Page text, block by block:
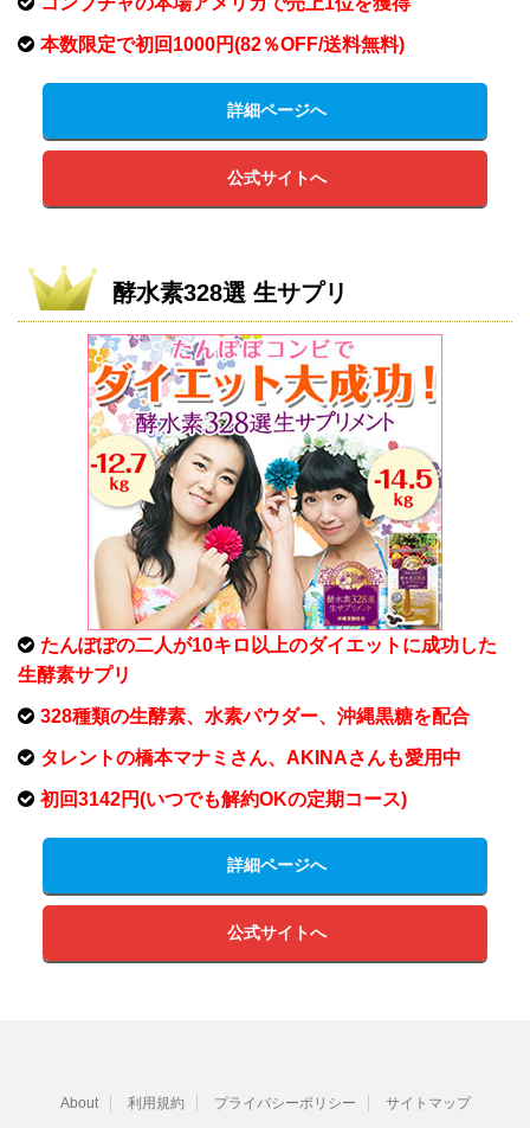
本数限定で初回1000円(82％OFF/送料無料)
詳細ページへ
公式サイトへ
酵水素328選 生サプリ
たんぽぽの二人が10キロ以上のダイエットに成功した
生酵素サプリ
328種類の生酵素、水素パウダー、沖縄黒糖を配合
タレントの橋本マナミさん、AKINAさんも愛用中
初回3142円(いつでも解約OKの定期コース)
詳細ページへ
公式サイトへ
About 利用規約 プライバシーポリシー サイトマップ